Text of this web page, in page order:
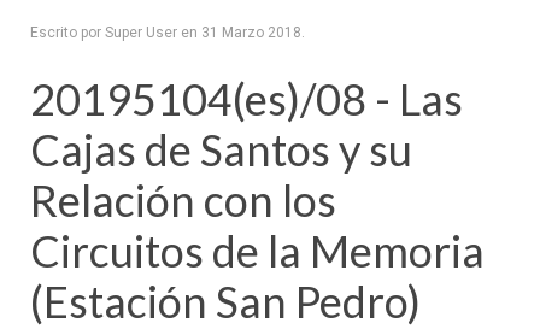
Escrito por Super User en 31 Marzo 2018.
20195104(es)/08 - Las
Cajas de Santos y su
Relación con los
Circuitos de la Memoria
(Estación San Pedro)